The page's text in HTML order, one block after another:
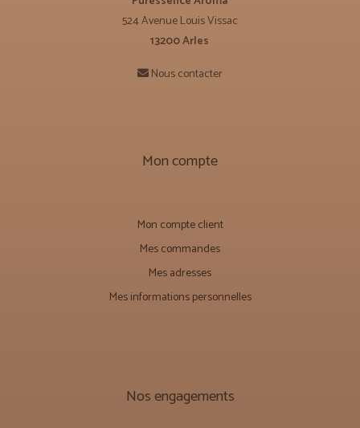
524 Avenue Louis Vissac
13200 Arles
Nous contacter
Mon compte
Mon compte client
Mes commandes
Mes adresses
Mes informations personnelles
Nos engagements